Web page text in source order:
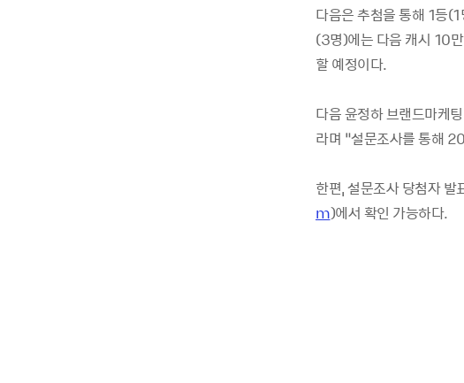
다음은 추첨을 통해 1등
(3명)에는 다음 캐시 10
할 예정이다.
다음 윤정하 브랜드마케
라며 “설문조사를 통해
한편, 설문조사 당첨자
m)에서 확인 가능하다.